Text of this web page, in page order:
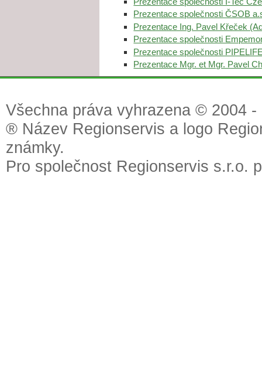
Prezentace společnosti ČSOB
Prezentace Ing. Pavel Křeček
Prezentace společnosti
Prezentace společnosti
Prezentace Mgr. et Mgr. Pavel
Všechna práva vyhrazena © 2004
® Název Regionservis a logo
známky.
Pro společnost Regionservis s.r.o.